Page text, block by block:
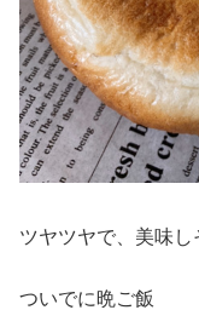
ツヤツヤで、美味
ついでに晩ご飯